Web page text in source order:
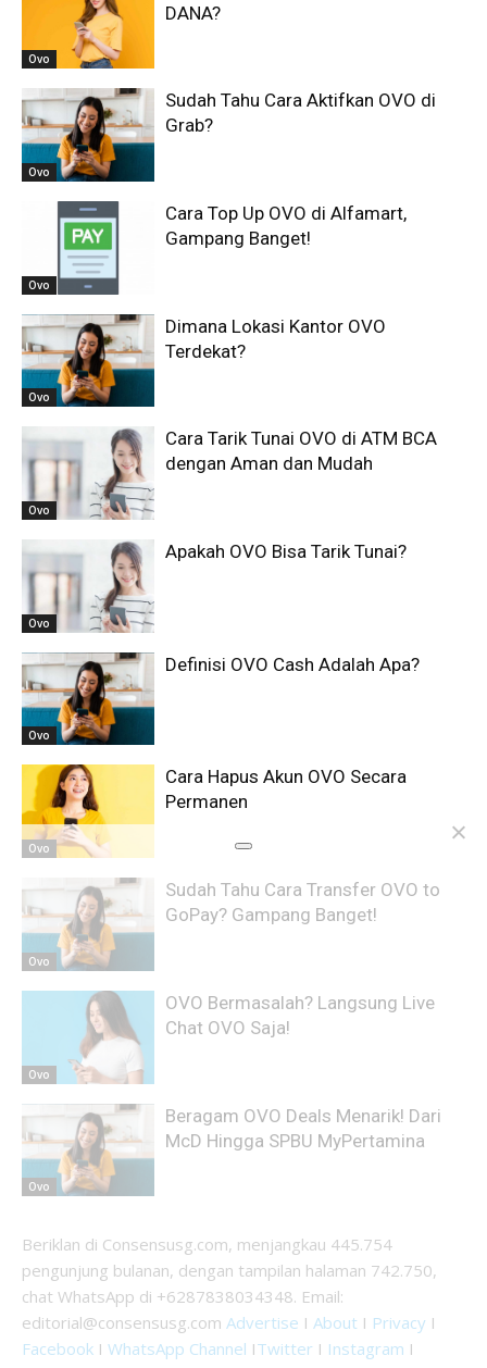
Ovo
DANA?
Ovo
Sudah Tahu Cara Aktifkan OVO di
Grab?
Ovo
Cara Top Up OVO di Alfamart,
Gampang Banget!
Ovo
Dimana Lokasi Kantor OVO
Terdekat?
Ovo
Cara Tarik Tunai OVO di ATM BCA
dengan Aman dan Mudah
Ovo
Apakah OVO Bisa Tarik Tunai?
Ovo
Definisi OVO Cash Adalah Apa?
Ovo
Cara Hapus Akun OVO Secara
Permanen
Ovo
Sudah Tahu Cara Transfer OVO to
GoPay? Gampang Banget!
Ovo
OVO Bermasalah? Langsung Live
Chat OVO Saja!
Ovo
Beragam OVO Deals Menarik! Dari
McD Hingga SPBU MyPertamina
Beriklan di Consensusg.com, menjangkau 445.754
pengunjung bulanan, dengan tampilan halaman 742.750,
chat WhatsApp di +6287838034348. Email:
editorial@consensusg.com Advertise I About I Privacy I
Facebook I WhatsApp Channel ITwitter I Instagram I